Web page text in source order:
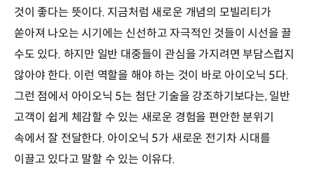
것이 좋다는 뜻이다. 지금처럼 새로운 개념의 모빌리티가
쏟아져 나오는 시기에는 신선하고 자극적인 것들이 시선을 끌
수도 있다. 하지만 일반 대중들이 관심을 가지려면 부담스럽지
않아야 한다. 이런 역할을 해야 하는 것이 바로 아이오닉 5다.
그런 점에서 아이오닉 5는 첨단 기술을 강조하기보다는, 일반
고객이 쉽게 체감할 수 있는 새로운 경험을 편안한 분위기
속에서 잘 전달한다. 아이오닉 5가 새로운 전기차 시대를
이끌고 있다고 말할 수 있는 이유다.